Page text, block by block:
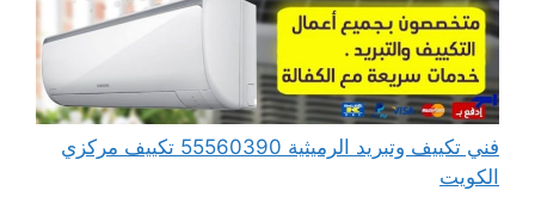
فني تكييف وتبريد الرميثية 55560390 تكييف مركزي
الكويت